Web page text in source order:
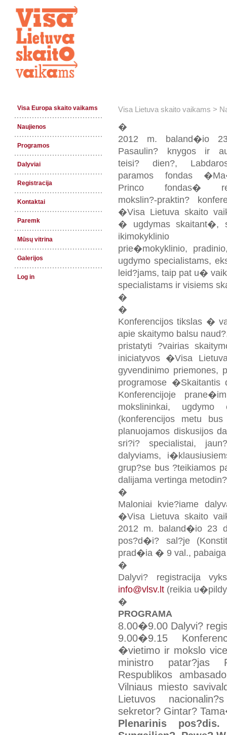
Visa Europa skaito vaikams
Naujienos
Programos
Dalyviai
Registracija
Kontaktai
Paremk
Mūsų vitrina
Galerijos
Log in
Visa Lietuva skaito vaikams >
�
2012 m. baland�io
Pasaulin? knygos ir
teisi? dien?,
paramos fondas
Princo fondas�
mokslin?-praktin?
�Visa Lietuva skaito
� ugdymas skaitant�,
prie�mokyklinio,
ugdymo specialistams,
leid?jams, taip pat u�
specialistams ir visiems
�
�
Konferencijos tikslas �
apie skaitymo balsu
pristatyti ?vairias
iniciatyvos �Visa
gyvendinimo priemones,
programose
Konferencijoje
mokslininkai,
(konferencijos metu
planuojamos diskusijos
sri?i? specialistai,
dalyviams,
grup?se bus ?teikiamos
dalijama vertinga
�
Maloniai kvie?iame
�Visa Lietuva skaito
2012 m. baland�io 23
pos?d�i? sal?je
prad�ia � 9 val.,
�
Dalyvi? registracija
info@vlsv.lt (reikia
�
PROGRAMA
8.00�9.00 Dalyvi?
9.00�9.15
�vietimo ir mokslo
ministro patar?jas
Respublikos
Vilniaus miesto
Lietuvos
sekretor? Gintar?
Plenarinis